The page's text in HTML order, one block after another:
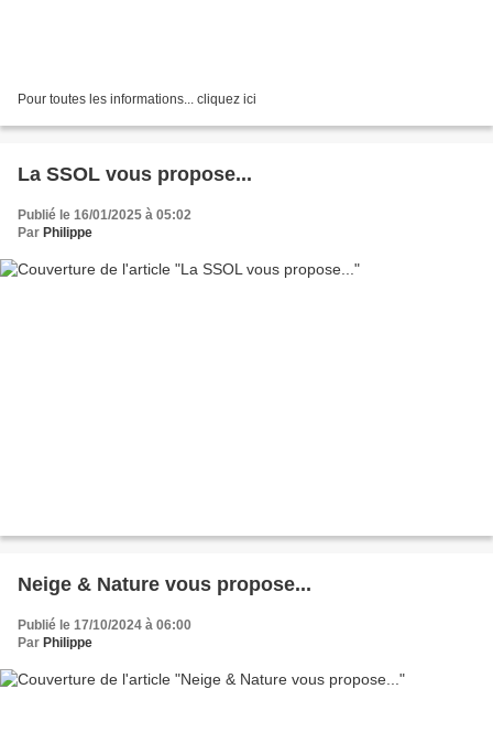
Pour toutes les informations... cliquez ici
La SSOL vous propose...
Publié le 16/01/2025 à 05:02
Par Philippe
Neige & Nature vous propose...
Publié le 17/10/2024 à 06:00
Par Philippe